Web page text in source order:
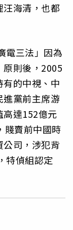
海清，也都
電三法」因為
原則後，2005
的中視、中
進黨前主席游
高達152億元
賤賣前中國時
司，涉犯背
特偵組認定